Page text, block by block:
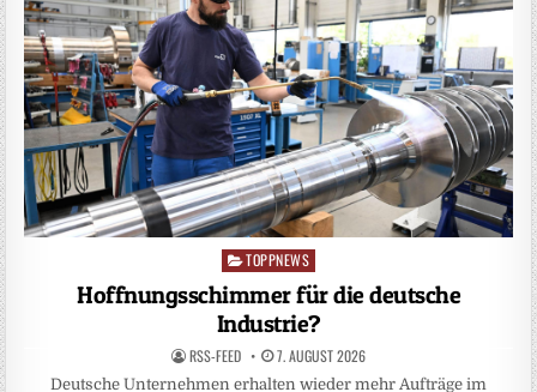
Posted
in
TOPPNEWS
Hoffnungsschimmer für die deutsche
Industrie?
RSS-FEED 7. AUGUST 2026
Deutsche Unternehmen erhalten wieder mehr Aufträge im